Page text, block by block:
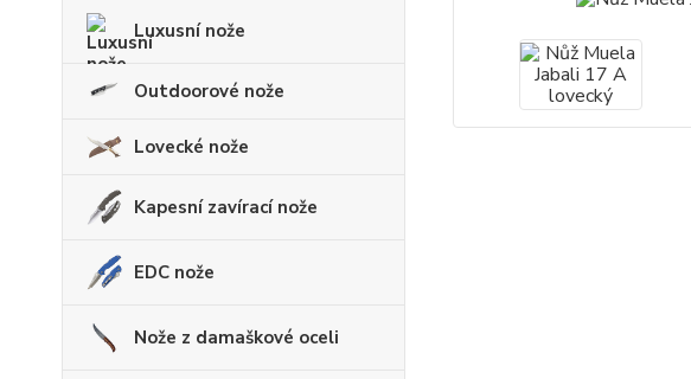
Luxusní nože
Outdoorové nože
Lovecké nože
Kapesní zavírací nože
EDC nože
Nože z damaškové oceli